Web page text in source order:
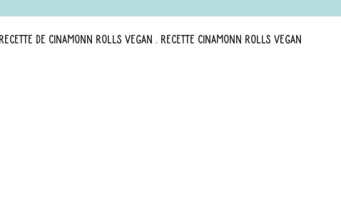
Recette de Cinamonn Rolls Vegan . Recette Cinamonn Rolls Vegan